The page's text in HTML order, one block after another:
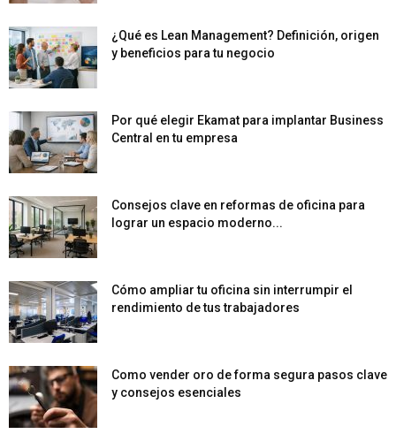
¿Qué es Lean Management? Definición, origen
y beneficios para tu negocio
Por qué elegir Ekamat para implantar Business
Central en tu empresa
Consejos clave en reformas de oficina para
lograr un espacio moderno...
Cómo ampliar tu oficina sin interrumpir el
rendimiento de tus trabajadores
Como vender oro de forma segura pasos clave
y consejos esenciales